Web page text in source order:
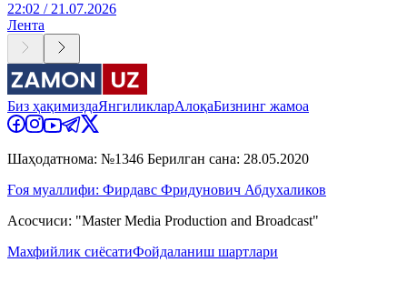
22:02 / 21.07.2026
Лента
Биз ҳақимиздаЯнгиликларАлоқаБизнинг жамоа
Шаҳодатнома: №1346 Берилган сана: 28.05.2020
Ғоя муаллифи: Фирдавс Фридунович Абдухаликов
Асосчиси: "Master Media Production and Broadcast"
Махфийлик сиёсатиФойдаланиш шартлари